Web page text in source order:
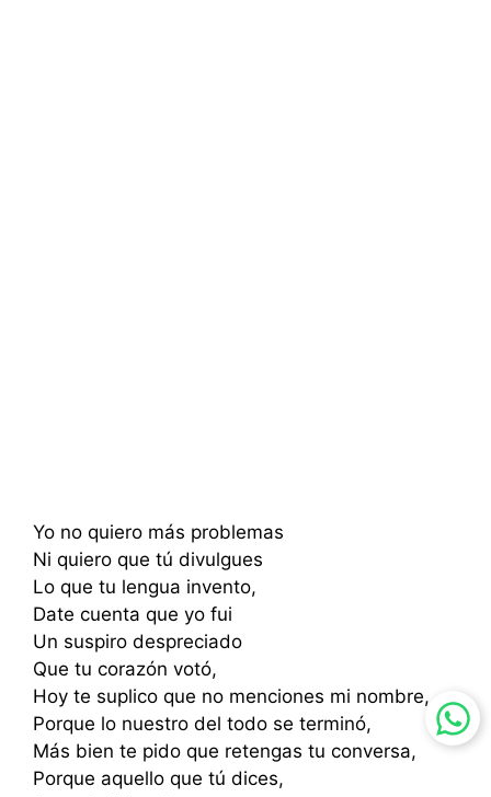
Yo no quiero más problemas
Ni quiero que tú divulgues
Lo que tu lengua invento,
Date cuenta que yo fui
Un suspiro despreciado
Que tu corazón votó,
Hoy te suplico que no menciones mi nombre,
Porque lo nuestro del todo se terminó,
Más bien te pido que retengas tu conversa,
Porque aquello que tú dices,